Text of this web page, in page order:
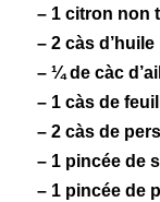
– 1 citron non
– 2 càs d’huile
– ¼ de càc
– 1 càs de
– 2 càs de
– 1 pincée de
– 1 pincée de